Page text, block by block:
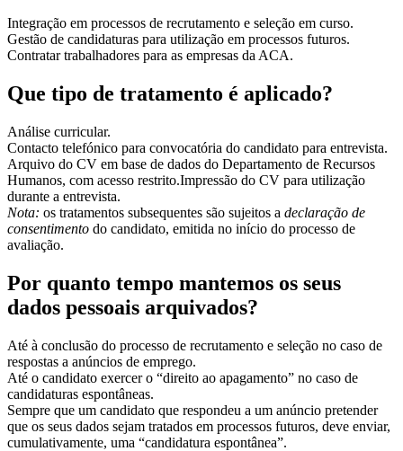
Integração em processos de recrutamento e seleção em curso.
Gestão de candidaturas para utilização em processos futuros.
Contratar trabalhadores para as empresas da ACA.
Que tipo de tratamento é aplicado?
Análise curricular.
Contacto telefónico para convocatória do candidato para entrevista.
Arquivo do CV em base de dados do Departamento de Recursos
Humanos, com acesso restrito.Impressão do CV para utilização
durante a entrevista.
Nota: os tratamentos subsequentes são sujeitos a declaração de
consentimento do candidato, emitida no início do processo de
avaliação.
Por quanto tempo mantemos os seus
dados pessoais arquivados?
Até à conclusão do processo de recrutamento e seleção no caso de
respostas a anúncios de emprego.
Até o candidato exercer o “direito ao apagamento” no caso de
candidaturas espontâneas.
Sempre que um candidato que respondeu a um anúncio pretender
que os seus dados sejam tratados em processos futuros, deve enviar,
cumulativamente, uma “candidatura espontânea”.